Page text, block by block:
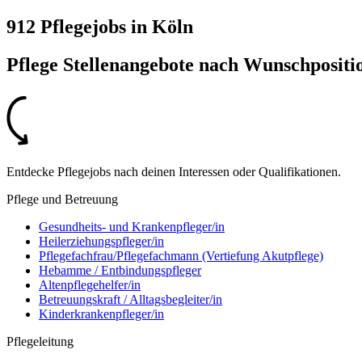
912 Pflegejobs in Köln
Pflege Stellenangebote nach
Entdecke Pflegejobs nach deinen Interessen oder Qualifikationen.
Pflege und Betreuung
Gesundheits- und Krankenpfleger/in
Heilerziehungspfleger/in
Pflegefachfrau/Pflegefachmann (Vertiefung Akutpflege)
Hebamme / Entbindungspfleger
Altenpflegehelfer/in
Betreuungskraft / Alltagsbegleiter/in
Kinderkrankenpfleger/in
Pflegeleitung